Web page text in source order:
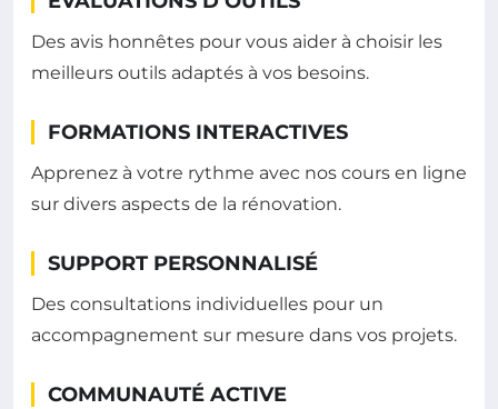
Des avis honnêtes pour vous aider à choisir les
meilleurs outils adaptés à vos besoins.
FORMATIONS INTERACTIVES
Apprenez à votre rythme avec nos cours en ligne
sur divers aspects de la rénovation.
SUPPORT PERSONNALISÉ
Des consultations individuelles pour un
accompagnement sur mesure dans vos projets.
COMMUNAUTÉ ACTIVE